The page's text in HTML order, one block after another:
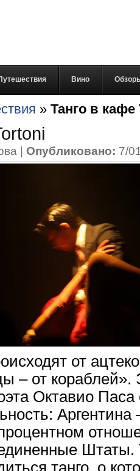
Вино
» Танго в кафе
| Опубликовано: 7/
от
– от
Октавио Паса
Аргентина
Штаты.
танго, о